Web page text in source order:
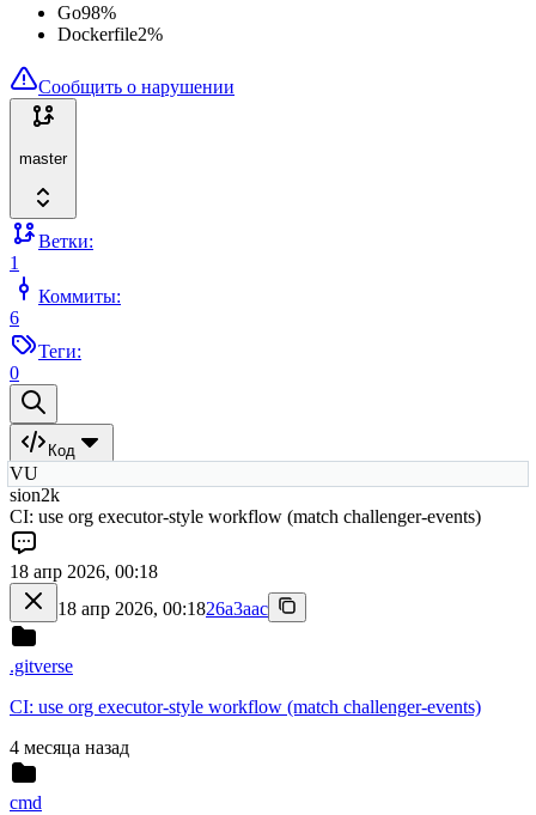
Go98%
Dockerfile2%
Сообщить о нарушении
master
Ветки:
1
Коммиты:
6
Теги:
0
Код
VU
sion2k
CI: use org executor-style workflow (match challenger-events)
18 апр 2026, 00:18
18 апр 2026, 00:1826a3aac
.gitverse
CI: use org executor-style workflow (match challenger-events)
4 месяца назад
cmd